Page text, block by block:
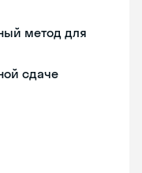
метод для
сдаче